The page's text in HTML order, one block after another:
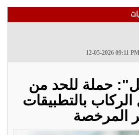
12-05-2026 09:11 PM
حملة للحد من
بالتطبيقات
المرخصة